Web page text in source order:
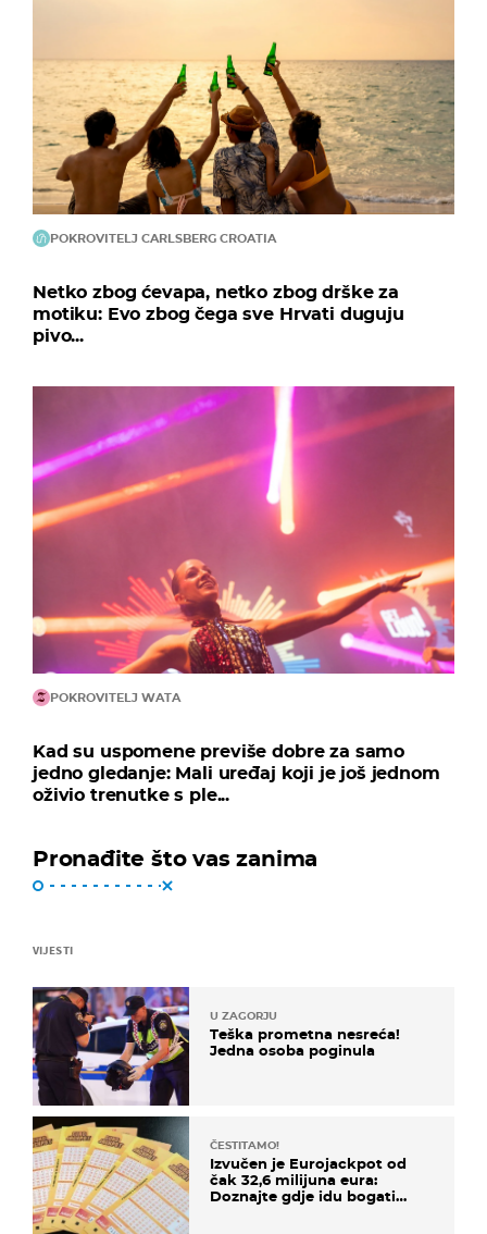
POKROVITELJ CARLSBERG CROATIA
Netko zbog ćevapa, netko zbog drške za
motiku: Evo zbog čega sve Hrvati duguju
pivo...
POKROVITELJ WATA
Kad su uspomene previše dobre za samo
jedno gledanje: Mali uređaj koji je još jednom
oživio trenutke s ple...
Pronađite što vas zanima
VIJESTI
U ZAGORJU
Teška prometna nesreća!
Jedna osoba poginula
ČESTITAMO!
Izvučen je Eurojackpot od
čak 32,6 milijuna eura:
Doznajte gdje idu bogati